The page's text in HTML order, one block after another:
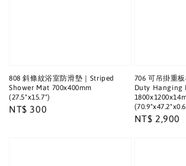
808 斜條紋浴室防滑墊｜Striped
Shower Mat 700x400mm
(27.5"x15.7")
Regular
NT$ 300
706 可吊掛重
Duty Hanging
Regular
NT$ 2,900